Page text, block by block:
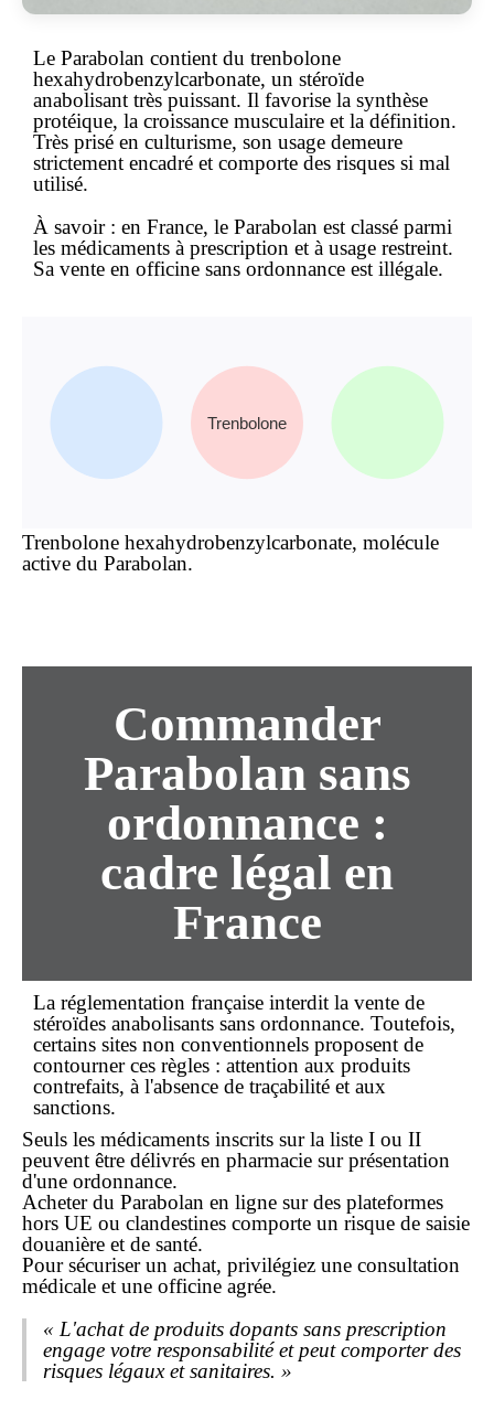
Le Parabolan contient du trenbolone
hexahydrobenzylcarbonate, un stéroïde
anabolisant très puissant. Il favorise la synthèse
protéique, la croissance musculaire et la définition.
Très prisé en culturisme, son usage demeure
strictement encadré et comporte des risques si mal
utilisé.
À savoir : en France, le Parabolan est classé parmi
les médicaments à prescription et à usage restreint.
Sa vente en officine sans ordonnance est illégale.
Trenbolone
Trenbolone hexahydrobenzylcarbonate, molécule
active du Parabolan.
Commander
Parabolan sans
ordonnance :
cadre légal en
France
La réglementation française interdit la vente de
stéroïdes anabolisants sans ordonnance. Toutefois,
certains sites non conventionnels proposent de
contourner ces règles : attention aux produits
contrefaits, à l'absence de traçabilité et aux
sanctions.
Seuls les médicaments inscrits sur la liste I ou II
peuvent être délivrés en pharmacie sur présentation
d'une ordonnance.
Acheter du Parabolan en ligne sur des plateformes
hors UE ou clandestines comporte un risque de saisie
douanière et de santé.
Pour sécuriser un achat, privilégiez une consultation
médicale et une officine agrée.
« L'achat de produits dopants sans prescription
engage votre responsabilité et peut comporter des
risques légaux et sanitaires. »